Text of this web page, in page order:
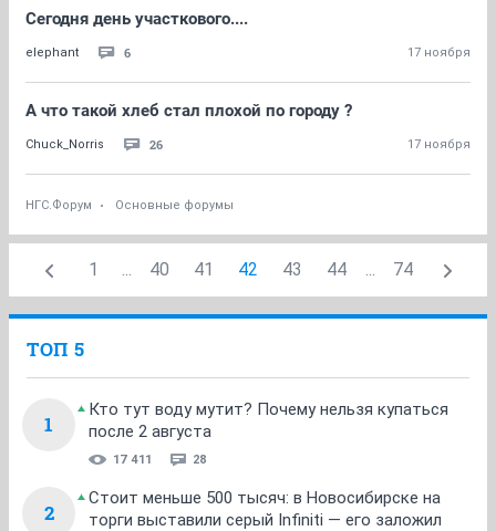
Сегодня день участкового....
elephant 6 17 ноября
А что такой хлеб стал плохой по городу ?
Chuck_Norris 26 17 ноября
НГС.Форум Основные форумы
1 ... 40 41 42 43 44 ... 74
ТОП 5
1
Кто тут воду мутит? Почему нельзя купаться
после 2 августа
17 411 28
2
Стоит меньше 500 тысяч: в Новосибирске на
торги выставили серый Infiniti — его заложил